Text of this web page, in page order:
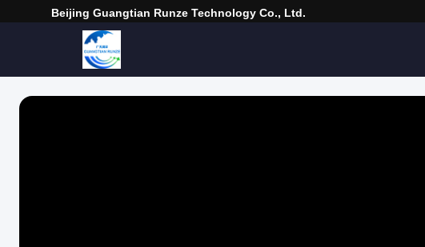
Beijing Guangtian Runze Technology Co., Ltd.